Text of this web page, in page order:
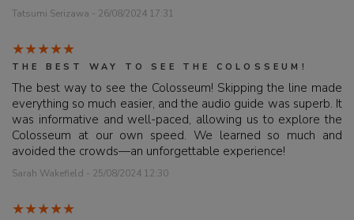
Tatsumi Serizawa - 26/08/2024 17:31
THE BEST WAY TO SEE THE COLOSSEUM!
The best way to see the Colosseum! Skipping the line made
everything so much easier, and the audio guide was superb. It
was informative and well-paced, allowing us to explore the
Colosseum at our own speed. We learned so much and
avoided the crowds—an unforgettable experience!
Sarah Wakefield - 25/08/2024 12:30